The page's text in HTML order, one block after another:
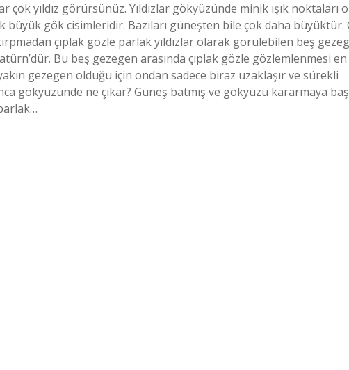
çok yıldız görürsünüz. Yıldızlar gökyüzünde minik ışık noktaları
büyük gök cisimleridir. Bazıları güneşten bile çok daha büyüktür.
çıplak gözle parlak yıldızlar olarak görülebilen beş
Bu beş gezegen arasında çıplak gözle gözlemlenmesi
gezegen olduğu için ondan sadece biraz uzaklaşır ve sürekli
gökyüzünde ne çıkar? Güneş batmış ve gökyüzü kararmaya